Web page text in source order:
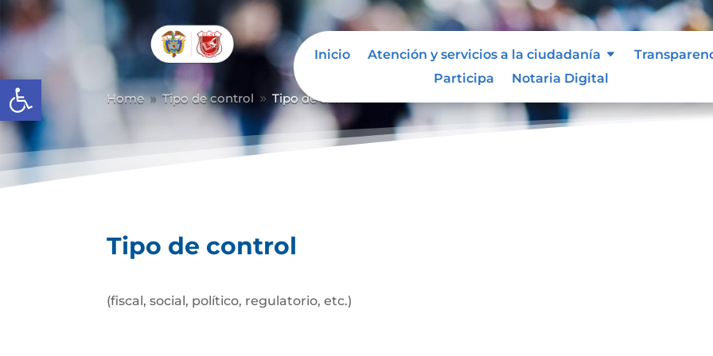
Abrir barra de herramientas
Inicio Atención y servicios a la ciudadanía
Participa
Notaria Digital
Home 9 Tipo de control 9 Tipo de control
Tipo de control
(fiscal, social, político, regulatorio, etc.)